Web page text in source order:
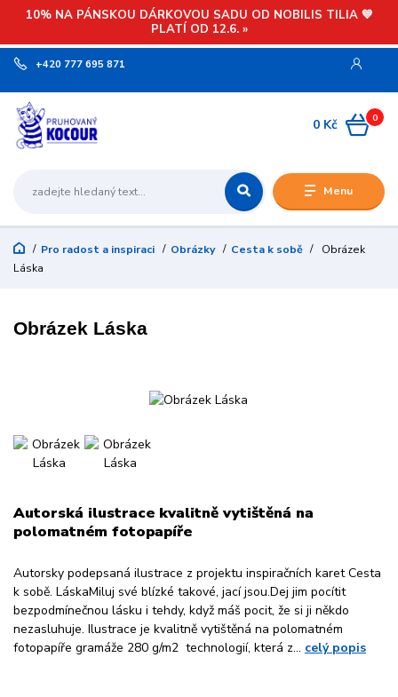
10% NA PÁNSKOU DÁRKOVOU SADU OD NOBILIS TILIA 💙
PLATÍ OD 12.6. »
Menu
+420 777 695 871
0
0 Kč
Pro radost a inspiraci Obrázky Cesta k sobě
Obrázek
Láska
Obrázek Láska
Autorská ilustrace kvalitně vytištěná na
polomatném fotopapíře
Autorsky podepsaná ilustrace z projektu inspiračních karet Cesta
k sobě. LáskaMiluj své blízké takové, jací jsou.Dej jim pocítit
bezpodmínečnou lásku i tehdy, když máš pocit, že si ji někdo
nezasluhuje. Ilustrace je kvalitně vytištěná na polomatném
fotopapíře gramáže 280 g/m2 technologií, která z... celý popis